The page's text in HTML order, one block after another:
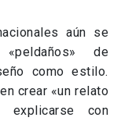
aún se
de
como estilo.
crear «un relato
con